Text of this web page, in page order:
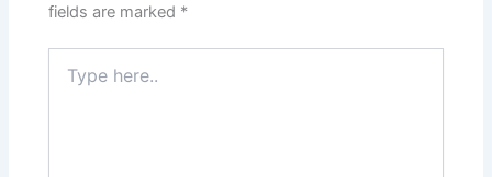
fields are marked *
here..